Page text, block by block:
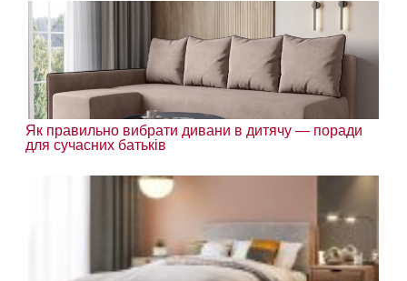
Як правильно вибрати дивани в дитячу — поради
для сучасних батьків